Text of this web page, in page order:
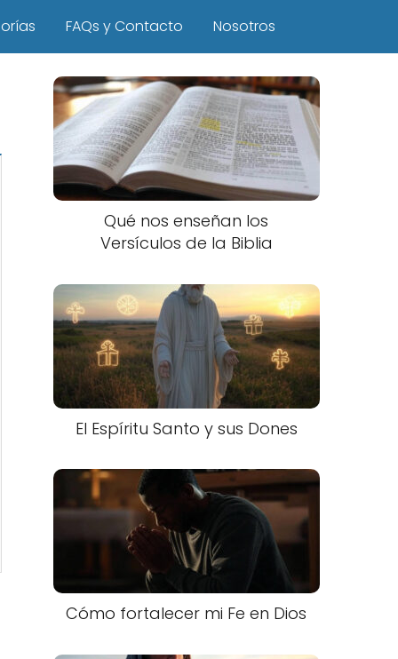
FAQs y Contacto Nosotros
Qué nos enseñan los
Versículos de la Biblia
El Espíritu Santo y sus Dones
Cómo fortalecer mi Fe en Dios